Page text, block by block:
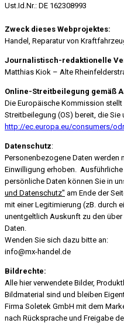
Ust.Id.Nr.: DE 162308993
Zweck dieses Webprojektes:
Handel, Reparatur von
Journalistisch-redaktionelle
Matthias Kiok – Alte
Online-Streitbeilegung gemäß
Die Europäische Kommission
Streitbeilegung (OS) bereit, die Sie
http://ec.europa.eu/consumers/
Datenschutz:
Personenbezogene Daten werden
Einwilligung erhoben.
persönliche Daten können Sie in
und Datenschutz" am Ende der
mit einer Legitimierung (zB. durch
unentgeltlich Auskunft zu den
Daten.
Wenden Sie sich dazu bitte an:
info@mx-handel.de
Bildrechte:
Alle hier verwendete Bilder,
Bildmaterial sind und bleiben
Firma Soletek GmbH mit dem
nach Rücksprache und Freigabe